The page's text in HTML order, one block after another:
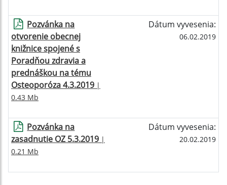
Pozvánka na
otvorenie obecnej
knižnice spojené s
Poradňou zdravia a
prednáškou na tému
Osteoporóza 4.3.2019 |
0.43 Mb
Dátum vyvesenia:
06.02.2019
Pozvánka na
zasadnutie OZ 5.3.2019 |
0.21 Mb
Dátum vyvesenia:
20.02.2019